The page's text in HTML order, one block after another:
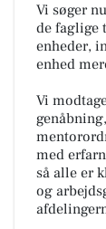
Vi søger
de faglige
enheder,
enhed
Vi
med
så alle er
og